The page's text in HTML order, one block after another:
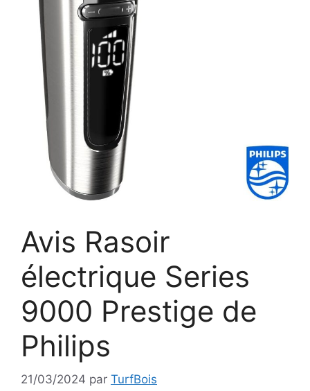
Avis Rasoir
électrique Series
9000 Prestige de
Philips
21/03/2024 par TurfBois